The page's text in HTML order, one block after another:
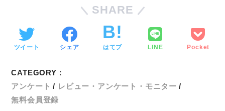
SHARE
ツイート シェア はてブ LINE Pocket
CATEGORY :
アンケート
レビュー・アンケート・モニター
無料会員登録